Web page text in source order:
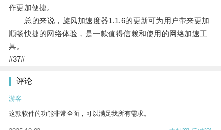
作更加便捷。
总的来说，旋风加速度器1.1.6的更新可为用户带来更加
顺畅快捷的网络体验，是一款值得信赖和使用的网络加速工
具。
#37#
评论
游客
这款软件的功能非常全面，可以满足我所有需求。